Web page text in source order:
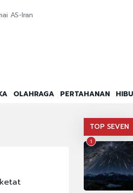
AS-Iran
OLAHRAGA PERTAHANAN
TOP SEVEN
1